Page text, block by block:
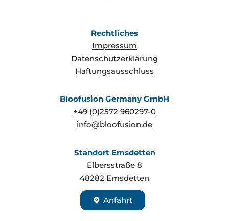
Rechtliches
Impressum
Datenschutzerklärung
Haftungsausschluss
Bloofusion Germany GmbH
+49 (0)2572 960297-0
info@bloofusion.de
Standort Emsdetten
Elbersstraße 8
48282 Emsdetten
Anfahrt